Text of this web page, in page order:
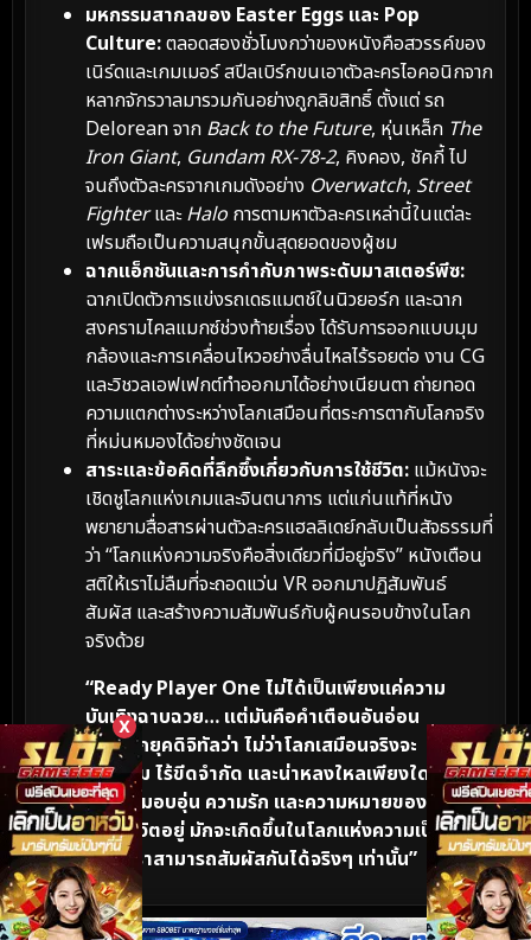
X
มหกรรมสากลของ Easter Eggs และ Pop
Culture:ตลอดสองชั่วโมงกว่าของหนังคือสวรรค์ของ
เนิร์ดและเกมเมอร์ สปีลเบิร์กขนเอาตัวละครไอคอนิกจาก
หลากจักรวาลมารวมกันอย่างถูกลิขสิทธิ์ ตั้งแต่ รถ
Delorean จาก Back to the Future, หุ่นเหล็ก The
Iron Giant, Gundam RX-78-2, คิงคอง, ชัคกี้ ไป
จนถึงตัวละครจากเกมดังอย่าง Overwatch, Street
FighterและHalo การตามหาตัวละครเหล่านี้ในแต่ละ
เฟรมถือเป็นความสนุกขั้นสุดยอดของผู้ชม
ฉากแอ็กชันและการกำกับภาพระดับมาสเตอร์พีซ:
ฉากเปิดตัวการแข่งรถเดธแมตช์ในนิวยอร์ก และฉาก
สงครามไคลแมกซ์ช่วงท้ายเรื่อง ได้รับการออกแบบมุม
กล้องและการเคลื่อนไหวอย่างลื่นไหลไร้รอยต่อ งาน CG
และวิชวลเอฟเฟกต์ทำออกมาได้อย่างเนียนตา ถ่ายทอด
ความแตกต่างระหว่างโลกเสมือนที่ตระการตากับโลกจริง
ที่หม่นหมองได้อย่างชัดเจน
สาระและข้อคิดที่ลึกซึ้งเกี่ยวกับการใช้ชีวิต: แม้หนังจะ
เชิดชูโลกแห่งเกมและจินตนาการ แต่แก่นแท้ที่หนัง
พยายามสื่อสารผ่านตัวละครแฮลลิเดย์กลับเป็นสัจธรรมที่
ว่า “โลกแห่งความจริงคือสิ่งเดียวที่มีอยู่จริง” หนังเตือน
สติให้เราไม่ลืมที่จะถอดแว่น VR ออกมาปฏิสัมพันธ์
สัมผัส และสร้างความสัมพันธ์กับผู้คนรอบข้างในโลก
จริงด้วย
“Ready Player One ไม่ได้เป็นเพียงแค่ความ
บันเทิงฉาบฉวย… แต่มันคือคำเตือนอันอ่อน
โยนจากยุคดิจิทัลว่า ไม่ว่าโลกเสมือนจริงจะ
สวยงาม ไร้ขีดจำกัด และน่าหลงใหลเพียงใด
แต่ความอบอุ่น ความรัก และความหมายของ
การมีชีวิตอยู่ มักจะเกิดขึ้นในโลกแห่งความเป็น
จริงที่เราสามารถสัมผัสกันได้จริงๆ เท่านั้น”